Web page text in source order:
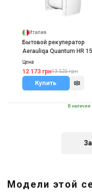
Италия
Бытовой рекуператор
Aerauliqa Quantum HR
Цена
12 173 грн13 525 грн
Купить
В наличии
150
Модели этой